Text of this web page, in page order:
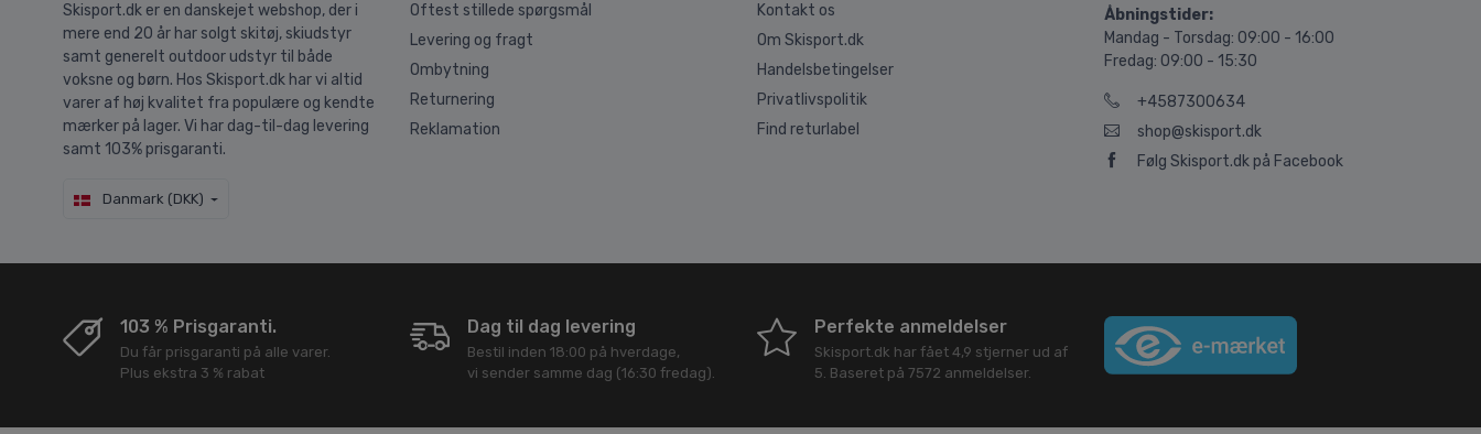
Skisport.dk er en danskejet webshop, der i
mere end 20 år har solgt skitøj, skiudstyr
samt generelt outdoor udstyr til både
voksne og børn. Hos Skisport.dk har vi altid
varer af høj kvalitet fra populære og kendte
mærker på lager. Vi har dag-til-dag levering
samt 103% prisgaranti.
Danmark (DKK)
Oftest stillede spørgsmål
Levering og fragt
Ombytning
Returnering
Reklamation
Kontakt os
Om Skisport.dk
Handelsbetingelser
Privatlivspolitik
Find returlabel
Åbningstider:
Mandag - Torsdag: 09:00 - 16:00
Fredag: 09:00 - 15:30
+4587300634
shop@skisport.dk
Følg Skisport.dk på Facebook
103 % Prisgaranti.
Du får prisgaranti på alle varer.
Plus ekstra 3 % rabat
Dag til dag levering
Bestil inden 18:00 på hverdage,
vi sender samme dag (16:30 fredag).
Perfekte anmeldelser
Skisport.dk har fået 4,9 stjerner ud af
5 . Baseret på 7572 anmeldelser.